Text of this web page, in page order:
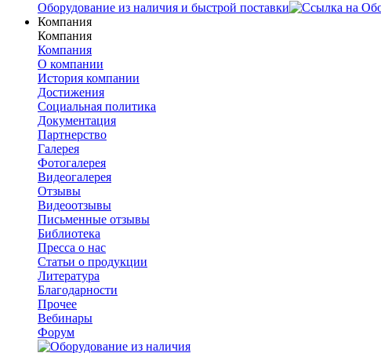
Оборудование из наличия и быстрой поставки
Компания
Компания
Компания
О компании
История компании
Достижения
Социальная политика
Документация
Партнерство
Галерея
Фотогалерея
Видеогалерея
Отзывы
Видеоотзывы
Письменные отзывы
Библиотека
Пресса о нас
Статьи о продукции
Литература
Благодарности
Прочее
Вебинары
Форум